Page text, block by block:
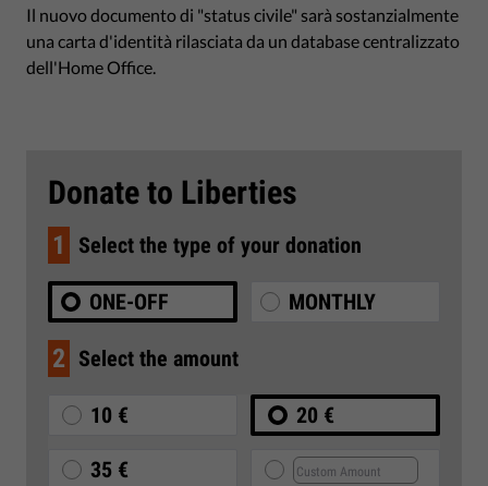
Il nuovo documento di "status civile" sarà sostanzialmente
una carta d'identità rilasciata da un database centralizzato
dell'Home Office.
Donate to Liberties
1 Select the type of your donation
ONE-OFF MONTHLY
2 Select the amount
10 € 20 €
35 €